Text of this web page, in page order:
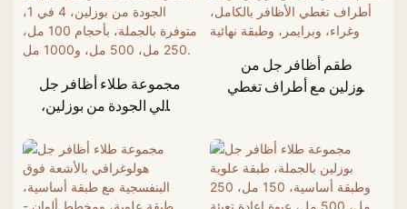
مجموعة طلاء أظافر جل
عالي الجودة من بوزلين،
بأحجام 100 مل، 250
مل، 500 مل، و1000
مل.
طقم أظافر جل من
بوزلين مع أطراف تغطي